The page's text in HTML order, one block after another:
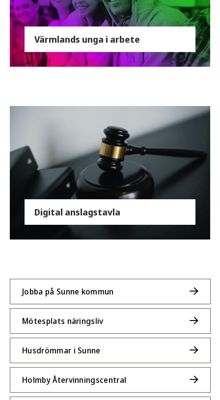
Värmlands unga i arbete
Digital anslagstavla
Jobba på Sunne kommun
Mötesplats näringsliv
Husdrömmar i Sunne
Holmby Återvinningscentral